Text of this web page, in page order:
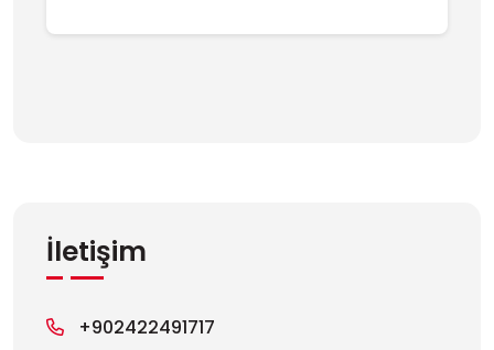
İletişim
+902422491717